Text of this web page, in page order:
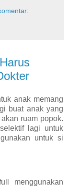
anak memang
buat anak yang
ruam popok.
lagi untuk
untuk si
menggunakan